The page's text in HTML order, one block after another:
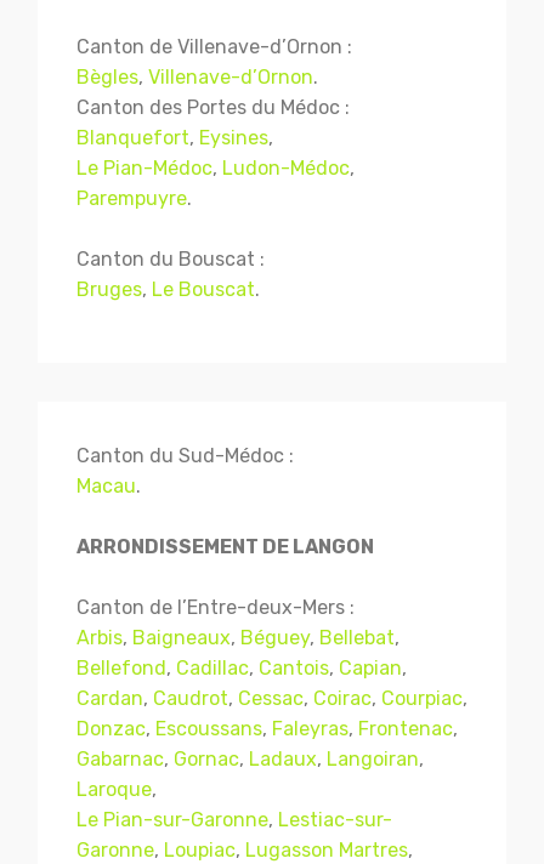
Canton de Villenave-d’Ornon :
Bègles, Villenave-d’Ornon.
Canton des Portes du Médoc :
Blanquefort, Eysines,
Le Pian-Médoc, Ludon-Médoc,
Parempuyre.
Canton du Bouscat :
Bruges, Le Bouscat.
Canton du Sud-Médoc :
Macau.
ARRONDISSEMENT DE LANGON
Canton de l’Entre-deux-Mers :
Arbis, Baigneaux, Béguey, Bellebat,
Bellefond , Cadillac, Cantois, Capian,
Cardan, Caudrot, Cessac, Coirac, Courpiac,
Donzac, Escoussans, Faleyras, Frontenac,
Gabarnac, Gornac, Ladaux, Langoiran,
Laroque,
Le Pian-sur-Garonne, Lestiac-sur-
Garonne, Loupiac, Lugasson Martres,